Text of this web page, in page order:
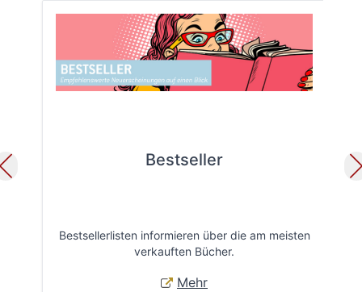
Bestseller
Bestsellerlisten informieren über die am meisten
verkauften Bücher.
Mehr